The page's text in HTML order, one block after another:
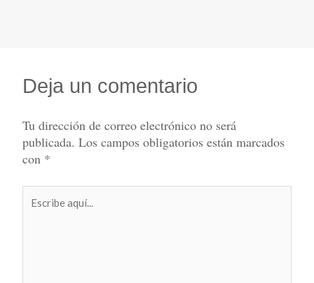
Deja un comentario
Tu dirección de correo electrónico no será
publicada. Los campos obligatorios están marcados
con *
aquí...